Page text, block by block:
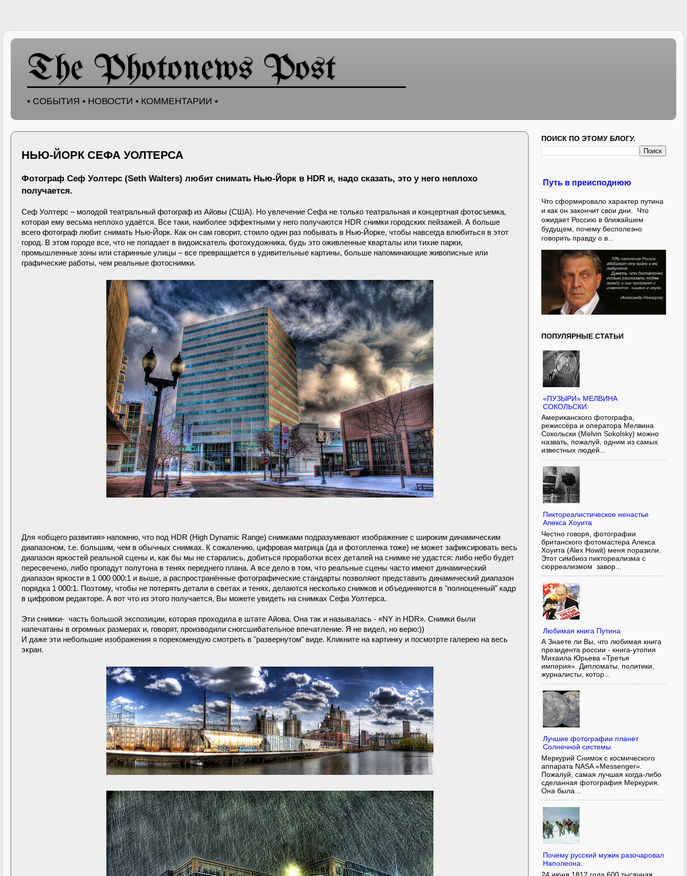
The Photonews Post
• СОБЫТИЯ • НОВОСТИ • КОММЕНТАРИИ •
НЬЮ-ЙОРК СЕФА УОЛТЕРСА
Фотограф Сеф Уолтерс (Seth Walters) любит снимать Нью-Йорк в HDR и, надо сказать, это у него неплохо
получается.
Сеф Уолтерс – молодой театральный фотограф из Айовы (США). Но увлечение Сефа не только театральная и концертная фотосъемка,
которая ему весьма неплохо удаётся. Все таки, наиболее эффектными у него получаются HDR снимки городских пейзажей. А больше
всего фотограф любит снимать Нью-Йорк. Как он сам говорит, стоило один раз побывать в Нью-Йорке, чтобы навсегда влюбиться в этот
город. В этом городе все, что не попадает в видоискатель фотохудожника, будь это оживленные кварталы или тихие парки,
промышленные зоны или старинные улицы – все превращается в удивительные картины, больше напоминающие живописные или
графические работы, чем реальные фотоснимки.
Для «общего развития» напомню, что под HDR (High Dynamic Range) снимками подразумевают изображение с широким динамическим
диапазоном, т.е. большим, чем в обычных снимках. К сожалению, цифровая матрица (да и фотопленка тоже) не может зафиксировать весь
диапазон яркостей реальной сцены и, как бы мы не старались, добиться проработки всех деталей на снимке не удастся: либо небо будет
пересвечено, либо пропадут полутона в тенях переднего плана. А все дело в том, что реальные сцены часто имеют динамический
диапазон яркости в 1 000 000:1 и выше, а распространённые фотографические стандарты позволяют представить динамический диапазон
порядка 1 000:1. Поэтому, чтобы не потерять детали в светах и тенях, делаются несколько снимков и объединяются в "полноценный" кадр
в цифровом редакторе. А вот что из этого получается, Вы можете увидеть на снимках Сефа Уолтерса.
Эти снимки- часть большой экспозиции, которая проходила в штате Айова. Она так и называлась - «NY in HDR». Снимки были
напечатаны в огромных размерах и, говорят, производили сногсшибательное впечатление. Я не видел, но верю:))
И даже эти небольшие изображения я порекомендую смотреть в "развернутом" виде. Кликните на картинку и посмотрте галерею на весь
экран.
ПОИСК ПО ЭТОМУ БЛОГУ.
Путь в преисподнюю
Что сформировало характер путина
и как он закончит свои дни. Что
ожидает Россию в ближайшем
будущем, почему бесполезно
говорить правду о в...
ПОПУЛЯРНЫЕ СТАТЬИ
«ПУЗЫРИ» МЕЛВИНА
СОКОЛЬСКИ.
Американского фотографа,
режиссёра и оператора Мелвина
Сокольски (Melvin Sokolsky) можно
назвать, пожалуй, одним из самых
известных людей...
Пиктореалистическое ненастье
Алекса Хоуита
Честно говоря, фотографии
британского фотомастера Алекса
Хоуита (Alex Howit) меня поразили.
Этот симбиоз пиктореализма с
сюрреализмом завор...
Любимая книга Путина
А Знаете ли Вы, что любимая книга
президента россии - книга-утопия
Михаила Юрьева «Третья
империя». Дипломаты, политики,
журналисты, котор...
Лучшие фотографии планет
Солнечной системы
Меркурий Снимок с космического
аппарата NASA «Messenger».
Пожалуй, самая лучшая когда-либо
сделанная фотография Меркурия.
Она была...
Почему русский мужик разочаровал
Наполеона.